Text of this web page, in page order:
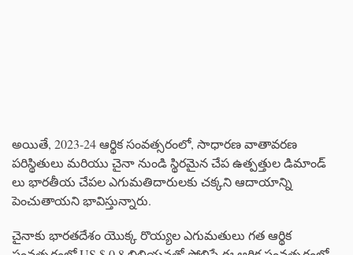
అయితే, 2023-24 ఆర్థిక సంవత్సరంలో, సాధారణ వాతావరణ
పరిస్థితులు మరియు చైనా నుండి స్థిరమైన చేప ఉత్పత్తుల డిమాండ్‌
లు భారతీయ చేపల ఎగుమతిదారులకు చక్కని ఆదాయాన్ని
పెంచుతాయని భావిస్తున్నారు.
చైనాకు భారతదేశం యొక్క రొయ్యల ఎగుమతులు గత ఆర్థిక